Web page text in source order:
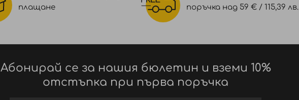
плащане
поръчка над 59 € / 115,39 лв.
Абонирай се за нашия бюлетин и вземи 10%
отстъпка при първа поръчка